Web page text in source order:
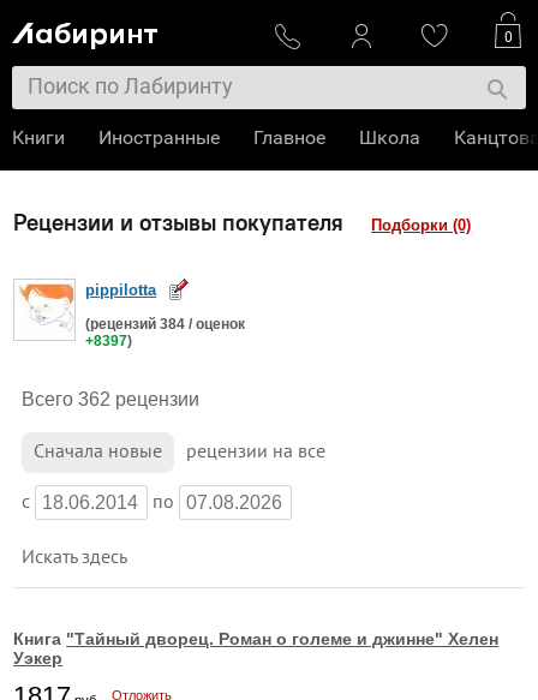
Рецензии и отзывы покупателя Подборки (0)
pippilotta
(рецензий384 / оценок
+8397)
Всего 362 рецензии
Сначала новые рецензии на все
c по
Искать здесь
Книга "Тайный дворец. Роман о големе и джинне" Хелен
Уэкер
Отложить
0
Книги Иностранные Главное Школа